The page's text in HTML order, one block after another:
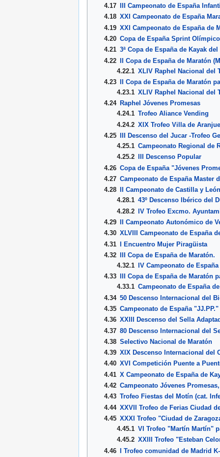
4.17
III Campeonato de España
4.18 XXI Campeonato de España
4.19 XXI Campeonato de España de
4.20 Copa de España Sprint
4.21 3ª Copa de España de Kayak del
4.22 II Copa de España de Maratón
4.22.1 XLIV Raphel Nacional del
4.23
II Copa de España de Maratón
4.23.1 XLIV Raphel Nacional del
4.24
Raphel Jóvenes Promesas
4.24.1 Trofeo Aliance Vending
4.24.2 XIX Trofeo Villa de
4.25
III Descenso del Jucar -Trofeo
4.25.1 Campeonato Regional de
4.25.2
III Descenso Popular
4.26 Copa de España "Jóvenes
4.27 Campeonato de España Master
4.28
II Campeonato de Castilla y
4.28.1 43º Descenso Ibérico del
4.28.2 IV Trofeo Excmo.
4.29
II Campeonato Autonómico de
4.30 XLVIII Campeonato de España
4.31 I Encuentro Mujer Piragüista
4.32
III Copa de España de Maratón.
4.32.1
IV Campeonato de
4.33
III Copa de España de Maratón
4.33.1 Campeonato de España
4.34 50 Descenso Internacional del
4.35 Campeonato de España
4.36 XXIII Descenso del Sella
4.37 80 Descenso Internacional del
4.38 Selectivo Nacional de Maratón
4.39 XIX Descenso Internacional del
4.40 XVI Competición Puente a
4.41 X Campeonato de España de
4.42 Campeonato Jóvenes
4.43 Trofeo Fiestas del Motín(cat.
4.44 XXVII Trofeo de Ferias Ciudad
4.45 XXXI Trofeo "Ciudad de
4.45.1 VI Trofeo "Martín Martín"
4.45.2 XXIII Trofeo "Esteban
4.46
I Trofeo comunidad de Madrid